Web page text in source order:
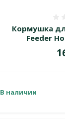
Кормушка
Feeder
В наличии